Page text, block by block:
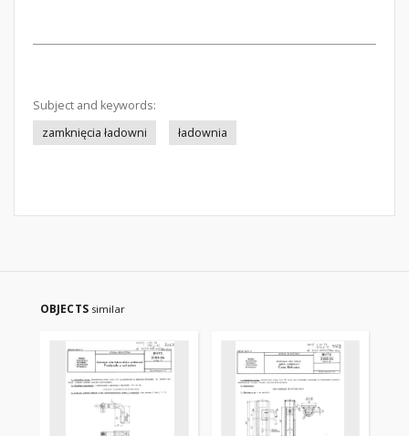
Subject and keywords:
zamknięcia ładowni
ładownia
OBJECTS similar